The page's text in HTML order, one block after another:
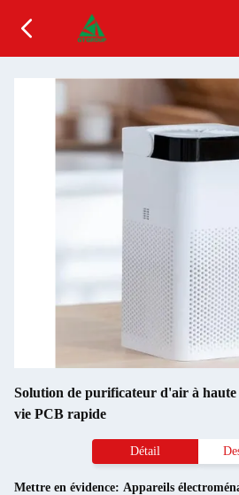
Solution de purificateur d'air à
vie PCB rapide
Détail
Mettre en évidence: Appareils